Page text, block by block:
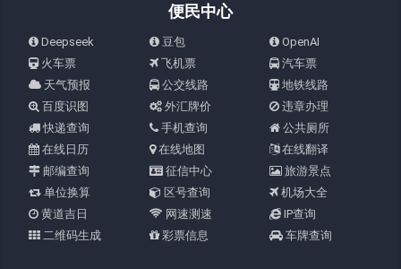
便民中心
Deepseek 豆包
OpenAI
火车票
飞机票
汽车票
天气预报
公交线路
地铁线路
百度识图
外汇牌价
违章办理
快递查询
手机查询
公共厕所
在线日历
在线地图
在线翻译
邮编查询
征信中心
旅游景点
单位换算
区号查询
机场大全
黄道吉日
网速测速
IP查询
二维码生成
彩票信息 车牌查询